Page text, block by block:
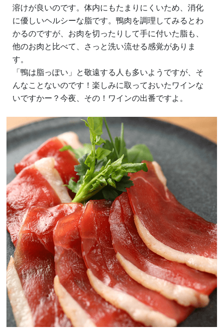
溶けが良いのです。体内にもたまりにくいため、消化
に優しいヘルシーな脂です。鴨肉を調理してみるとわ
かるのですが、お肉を切ったりして手に付いた脂も、
他のお肉と比べて、さっと洗い流せる感覚がありま
す。
「鴨は脂っぽい」と敬遠する人も多いようですが、そ
んなことないのです！楽しみに取っておいたワインな
いですかー？今夜、その！ワインの出番ですよ。